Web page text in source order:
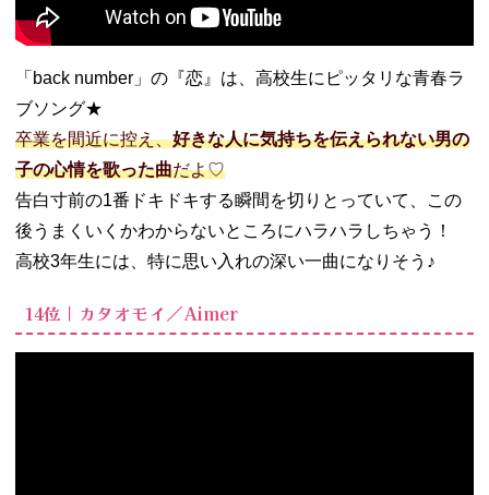
「back number」の『恋』は、高校生にピッタリな青春ラ
ブソング★
卒業を間近に控え、好きな人に気持ちを伝えられない男の
子の心情を歌った曲だよ♡
告白寸前の1番ドキドキする瞬間を切りとっていて、この
後うまくいくかわからないところにハラハラしちゃう！
高校3年生には、特に思い入れの深い一曲になりそう♪
14位｜カタオモイ／Aimer